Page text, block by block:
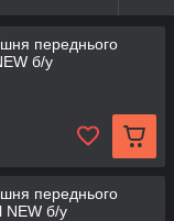
переднього
б/у
переднього
NEW б/у